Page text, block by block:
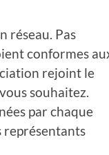
réseau. Pas
conformes
rejoint le
souhaitez.
par chaque
représentants